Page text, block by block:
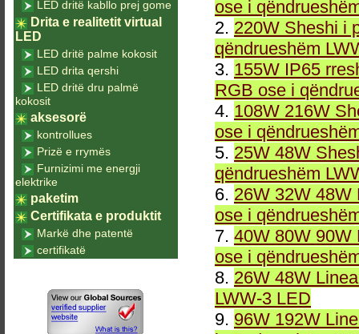
ose i
2. 220W Sheshi i
qëndrueshëm
3. 155W IP65
RGB ose i
4. 108W 216W
ose i
5. 25W 48W
qëndrueshëm
6. 26W 32W 48W
ose i
7. 40W 80W 90W
ose i
8. 26W 48W
LWW-3 LED
9. 96W 192W
LED dritë kabllo prej gome
Drita e realitetit virtual
LED
LED dritë palme kokosit
LED drita qershi
LED dritë dru palmë
kokosit
aksesorë
kontrollues
Prizë e rrymës
Furnizimi me energji
elektrike
paketim
Certifikata e produktit
Markë dhe patentë
certifikatë